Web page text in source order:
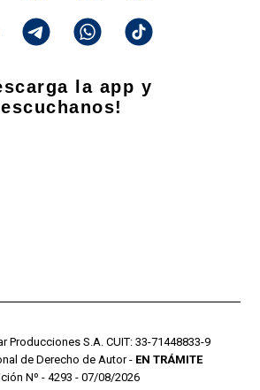
la app y
escuchanos!
Producciones S.A. CUIT: 33-71448833-9
de Derecho de Autor - EN TRÁMITE
Nº - 4293 - 07/08/2026